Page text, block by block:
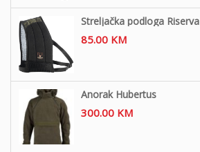
Streljačka podloga Riserva
85.00 KM
Anorak Hubertus
300.00 KM